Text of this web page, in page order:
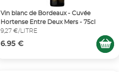
Vin blanc de Bordeaux - Cuvée
Hortense Entre Deux Mers - 75cl
9,27 €/LITRE
6.95 €